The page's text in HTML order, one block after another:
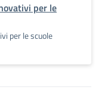
per le
per le scuole